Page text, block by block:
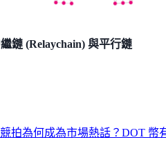
鏈 (Relaychain) 與平行鏈
拍為何成為市場熱話？DOT 幣